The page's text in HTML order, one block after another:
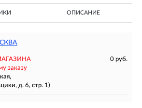
ОПИСАНИЕ
0 руб.
заказу
д. 6, стр. 1)